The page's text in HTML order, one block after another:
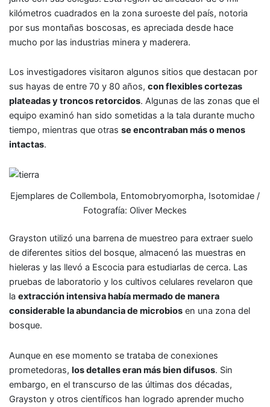
kilómetros cuadrados en la zona suroeste del país, notoria
por sus montañas boscosas, es apreciada desde hace
mucho por las industrias minera y maderera.
Los investigadores visitaron algunos sitios que destacan por
sus hayas de entre 70 y 80 años, con flexibles cortezas
plateadas y troncos retorcidos. Algunas de las zonas que el
equipo examinó han sido sometidas a la tala durante mucho
tiempo, mientras que otras se encontraban más o menos
intactas.
Ejemplares de Collembola, Entomobryomorpha, Isotomidae /
Fotografía: Oliver Meckes
Grayston utilizó una barrena de muestreo para extraer suelo
de diferentes sitios del bosque, almacenó las muestras en
hieleras y las llevó a Escocia para estudiarlas de cerca. Las
pruebas de laboratorio y los cultivos celulares revelaron que
la extracción intensiva había mermado de manera
considerable la abundancia de microbios en una zona del
bosque.
Aunque en ese momento se trataba de conexiones
prometedoras, los detalles eran más bien difusos. Sin
embargo, en el transcurso de las últimas dos décadas,
Grayston y otros científicos han logrado aprender mucho